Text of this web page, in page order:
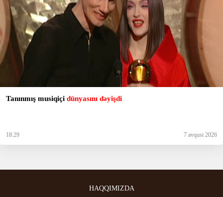
Tanınmış musiqiçi dünyasını dəyişdi
18:29 7 avqust 2026
HAQQIMIZDA